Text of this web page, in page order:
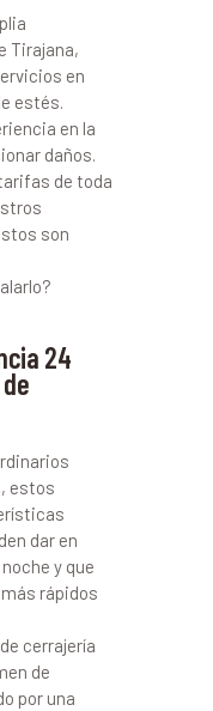
Tirajana,
en
estés.
en la
daños.
de toda
son
24
estos
dar en
y que
rápidos
cerrajería
de
por una